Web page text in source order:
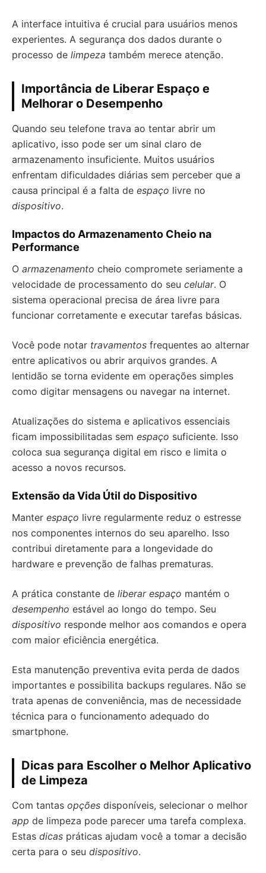
A interface intuitiva é crucial para usuários menos
experientes. A segurança dos dados durante o
processo de limpeza também merece atenção.
Importância de Liberar Espaço e
Melhorar o Desempenho
Quando seu telefone trava ao tentar abrir um
aplicativo, isso pode ser um sinal claro de
armazenamento insuficiente. Muitos usuários
enfrentam dificuldades diárias sem perceber que a
causa principal é a falta de espaço livre no
dispositivo.
Impactos do Armazenamento Cheio na
Performance
O armazenamento cheio compromete seriamente a
velocidade de processamento do seu celular. O
sistema operacional precisa de área livre para
funcionar corretamente e executar tarefas básicas.
Você pode notar travamentos frequentes ao alternar
entre aplicativos ou abrir arquivos grandes. A
lentidão se torna evidente em operações simples
como digitar mensagens ou navegar na internet.
Atualizações do sistema e aplicativos essenciais
ficam impossibilitadas sem espaço suficiente. Isso
coloca sua segurança digital em risco e limita o
acesso a novos recursos.
Extensão da Vida Útil do Dispositivo
Manter espaço livre regularmente reduz o estresse
nos componentes internos do seu aparelho. Isso
contribui diretamente para a longevidade do
hardware e prevenção de falhas prematuras.
A prática constante de liberar espaço mantém o
desempenho estável ao longo do tempo. Seu
dispositivo responde melhor aos comandos e opera
com maior eficiência energética.
Esta manutenção preventiva evita perda de dados
importantes e possibilita backups regulares. Não se
trata apenas de conveniência, mas de necessidade
técnica para o funcionamento adequado do
smartphone.
Dicas para Escolher o Melhor Aplicativo
de Limpeza
Com tantas opções disponíveis, selecionar o melhor
app de limpeza pode parecer uma tarefa complexa.
Estas dicas práticas ajudam você a tomar a decisão
certa para o seu dispositivo.